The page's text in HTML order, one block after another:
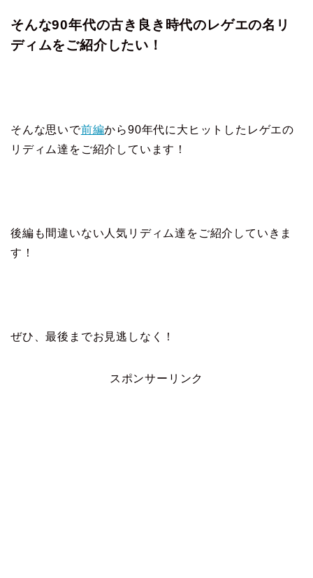
そんな90年代の古き良き時代のレゲエの名リ
ディムをご紹介したい！
そんな思いで前編から90年代に大ヒットしたレゲエの
リディム達をご紹介しています！
後編も間違いない人気リディム達をご紹介していきま
す！
ぜひ、最後までお見逃しなく！
スポンサーリンク